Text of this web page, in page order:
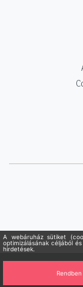
Copyright